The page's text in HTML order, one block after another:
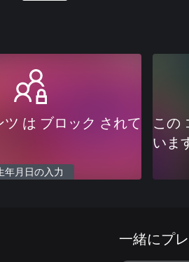
ツ は ブロック されて
年月日の入力
この
いま
一緒にプ